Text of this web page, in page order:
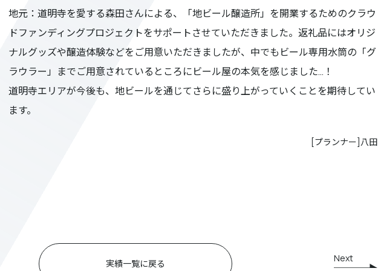
地元：道明寺を愛する森田さんによる、「地ビール醸造所」を開業するためのクラウ
ドファンディングプロジェクトをサポートさせていただきました。返礼品にはオリジ
ナルグッズや醸造体験などをご用意いただきましたが、中でもビール専用水筒の「グ
ラウラー」までご用意されているところにビール屋の本気を感じました…！
道明寺エリアが今後も、地ビールを通じてさらに盛り上がっていくことを期待してい
ます。
[プランナー] 八田
実績一覧に戻る Next